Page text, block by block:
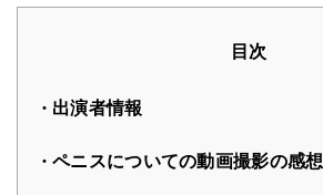
目次
出演者情報
ペニスについての動画撮影の感想